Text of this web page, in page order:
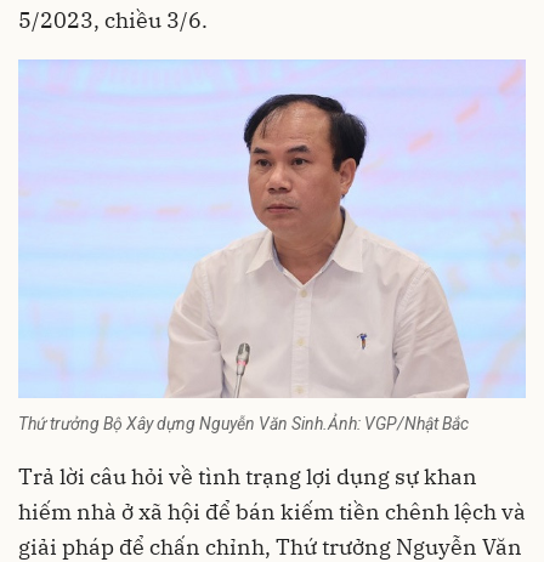
5/2023, chiều 3/6.
Thứ trưởng Bộ Xây dựng Nguyễn Văn Sinh.Ảnh: VGP/Nhật Bắc
Trả lời câu hỏi về tình trạng lợi dụng sự khan
hiếm nhà ở xã hội để bán kiếm tiền chênh lệch và
giải pháp để chấn chỉnh, Thứ trưởng Nguyễn Văn